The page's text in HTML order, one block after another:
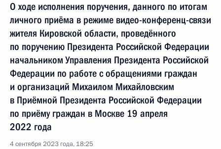
О ходе исполнения поручения, данного по итогам
личного приёма в режиме видео-конференц-связи
жителя Кировской области, проведённого
по поручению Президента Российской Федерации
начальником Управления Президента Российской
Федерации по работе с обращениями граждан
и организаций Михаилом Михайловским
в Приёмной Президента Российской Федерации
по приёму граждан в Москве 19 апреля
2022 года
4 сентября 2023 года, 18:25